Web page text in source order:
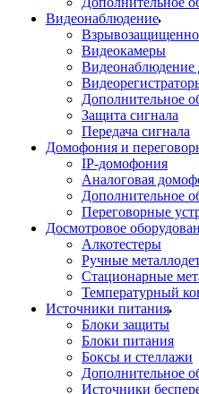
Видеонаблюдение
Видеокамеры
Видеонаблюдение
Дополнительное
Защита сигнала
Передача сигнала
Домофония и
IP-домофония
Аналоговая
Дополнительное
Переговорные
Досмотровое
Алкотестеры
Ручные
Стационарные
Температурный
Источники питания
Блоки защиты
Блоки питания
Боксы и стеллажи
Дополнительное
Источники